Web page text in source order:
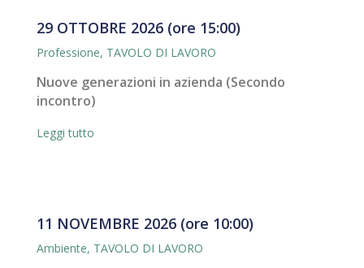
29 OTTOBRE 2026 (ore 15:00)
Professione, TAVOLO DI LAVORO
Nuove generazioni in azienda (Secondo
incontro)
Leggi tutto
11 NOVEMBRE 2026 (ore 10:00)
Ambiente, TAVOLO DI LAVORO